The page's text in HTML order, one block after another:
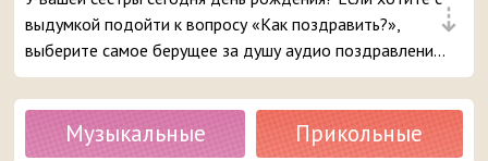
⇣
выдумкой подойти к вопросу «Как поздравить?»,
выберите самое берущее за душу аудио поздравление
от сестры или брата и отправьте его своей сестре
прямо с сайта на мобильный телефон.
Музыкальные Прикольные